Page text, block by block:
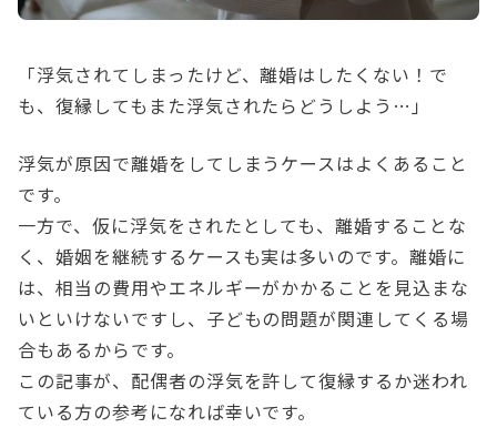
「浮気されてしまったけど、離婚はしたくない！で
も、復縁してもまた浮気されたらどうしよう…」
浮気が原因で離婚をしてしまうケースはよくあること
です。
一方で、仮に浮気をされたとしても、離婚することな
く、婚姻を継続するケースも実は多いのです。離婚に
は、相当の費用やエネルギーがかかることを見込まな
いといけないですし、子どもの問題が関連してくる場
合もあるからです。
この記事が、配偶者の浮気を許して復縁するか迷われ
ている方の参考になれば幸いです。